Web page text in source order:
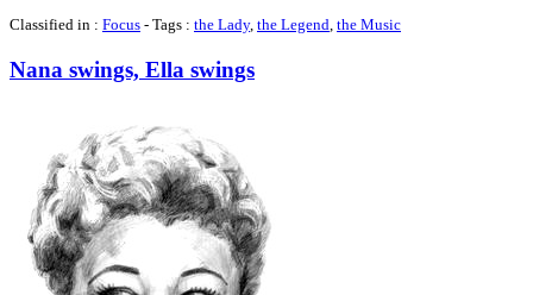
Classified in : Focus - Tags : the Lady, the Legend, the Music
Nana swings, Ella swings